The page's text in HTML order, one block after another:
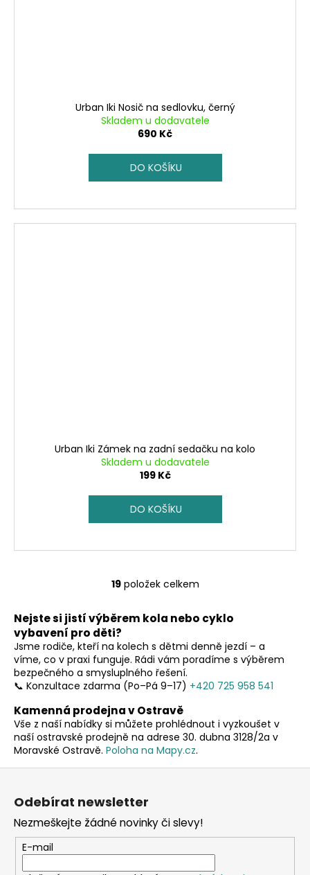
Urban Iki Nosič na sedlovku, černý
Skladem u dodavatele
690 Kč
DO KOŠÍKU
Urban Iki Zámek na zadní sedačku na kolo
Skladem u dodavatele
199 Kč
DO KOŠÍKU
O
l
d
a
c
p
r
v
k
y
p
i
s
19položek celkem
Nejste si jistí výběrem kola nebo cyklo
vybavení pro děti?
Jsme rodiče, kteří na kolech s dětmi denně jezdí – a
víme, co v praxi funguje. Rádi vám poradíme s výběrem
bezpečného a smysluplného řešení.
📞 Konzultace zdarma (Po–Pá 9–17) +420 725 958 541
Kamenná prodejna v Ostravě
Vše z naší nabídky si můžete prohlédnout i vyzkoušet v
naší ostravské prodejně na adrese 30. dubna 3128/2a v
Moravské Ostravě. Poloha na Mapy.cz.
Z
Odebírat newsletter
Nezmeškejte žádné novinky či slevy!
E-mail